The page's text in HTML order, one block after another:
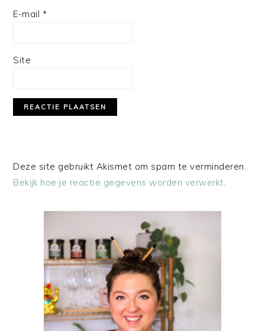
E-mail *
Site
Deze site gebruikt Akismet om spam te verminderen.
Bekijk hoe je reactie gegevens worden verwerkt.